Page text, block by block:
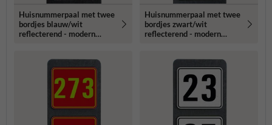
Huisnummerpaal met twee
bordjes blauw/wit
reflecterend - modern
Huisnummerpaal met twee
bordjes zwart/wit
reflecterend - modern